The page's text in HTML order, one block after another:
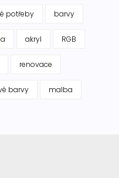
potřeby barvy
akryl RGB
renovace
barvy malba